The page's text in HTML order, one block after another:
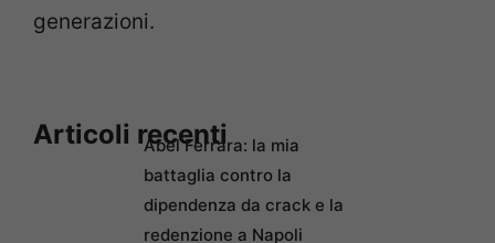
generazioni.
Articoli recenti
Abel Ferrara: la mia
battaglia contro la
dipendenza da crack e la
redenzione a Napoli